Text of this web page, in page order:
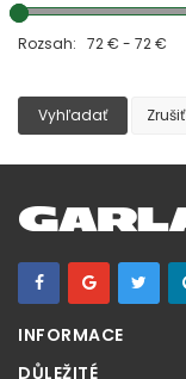
Rozsah: 72 € - 72 €
Vyhľadať Zrušiť
INFORMACE
DŮLEŽITÉ